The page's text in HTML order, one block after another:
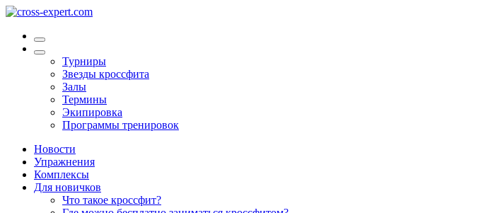
Турниры
Звезды кроссфита
Залы
Термины
Экипировка
Программы тренировок
Новости
Упражнения
Комплексы
Для новичков
Что такое кроссфит?